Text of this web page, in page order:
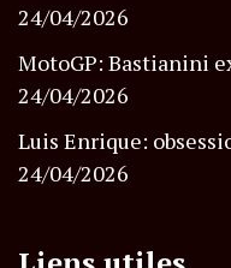
24/04/2026
MotoGP: Bastianini
24/04/2026
Luis Enrique:
24/04/2026